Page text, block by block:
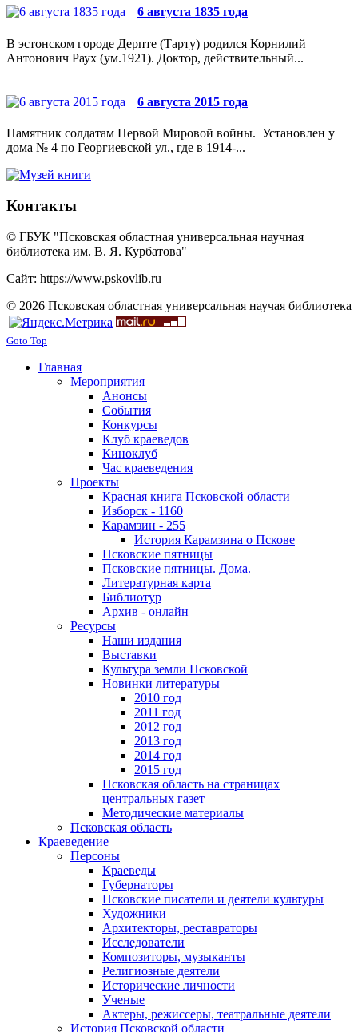
6 августа 1835 года
В эстонском городе Дерпте (Тарту) родился Корнилий
Антонович Раух (ум.1921). Доктор, действительный...
6 августа 2015 года
Памятник солдатам Первой Мировой войны. Установлен у
дома № 4 по Георгиевской ул., где в 1914-...
Контакты
© ГБУК "Псковская областная универсальная научная
библиотека им. В. Я. Курбатова"
Сайт: https://www.pskovlib.ru
© 2026 Псковская областная универсальная научая библиотека
Goto Top
Главная
Мероприятия
Анонсы
События
Конкурсы
Клуб краеведов
Киноклуб
Час краеведения
Проекты
Красная книга Псковской области
Изборск - 1160
Карамзин - 255
История Карамзина о Пскове
Псковские пятницы
Псковские пятницы. Дома.
Литературная карта
Библиотур
Архив - онлайн
Ресурсы
Наши издания
Выставки
Культура земли Псковской
Новинки литературы
2010 год
2011 год
2012 год
2013 год
2014 год
2015 год
Псковская область на страницах
центральных газет
Методические материалы
Псковская область
Краеведение
Персоны
Краеведы
Губернаторы
Псковские писатели и деятели культуры
Художники
Архитекторы, реставраторы
Исследователи
Композиторы, музыканты
Религиозные деятели
Исторические личности
Ученые
Актеры, режиссеры, театральные деятели
История Псковской области